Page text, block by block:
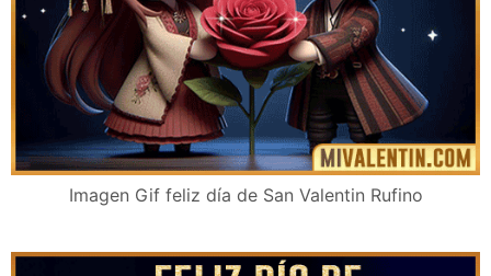
Imagen Gif feliz día de San Valentin Rufino